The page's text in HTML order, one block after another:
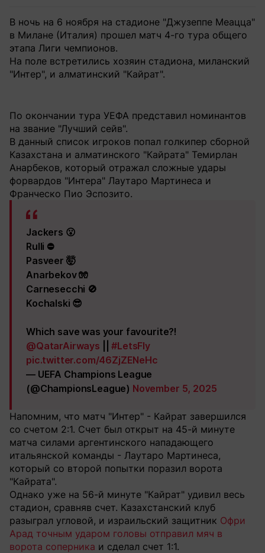
В ночь на 6 ноября на стадионе "Джузеппе Меацца"
в Милане (Италия) прошел матч 4-го тура общего
этапа Лиги чемпионов.
На поле встретились хозяин стадиона, миланский
"Интер", и алматинский "Кайрат".
По окончании тура УЕФА представил номинантов
на звание "Лучший сейв".
В данный список игроков попал голкипер сборной
Казахстана и алматинского "Кайрата" Темирлан
Анарбеков, который отражал сложные удары
форвардов "Интера" Лаутаро Мартинеса и
Франческо Пио Эспозито.
Jackers 😮
Rulli ⛔️
Pasveer 🤯
Anarbekov 🧤
Carnesecchi 🚫
Kochalski 😎
Which save was your favourite?!
@QatarAirways ||#LetsFly
pic.twitter.com/46ZjZENeHc
— UEFA Champions League
(@ChampionsLeague) November 5, 2025
Напомним, что матч "Интер" - Кайрат завершился
со счетом 2:1. Счет был открыт на 45-й минуте
матча силами аргентинского нападающего
итальянской команды - Лаутаро Мартинеса,
который со второй попытки поразил ворота
"Кайрата".
Однако уже на 56-й минуте "Кайрат" удивил весь
стадион, сравняв счет. Казахстанский клуб
разыграл угловой, и израильский защитник Офри
Арад точным ударом головы отправил мяч в
ворота соперника и сделал счет 1:1.